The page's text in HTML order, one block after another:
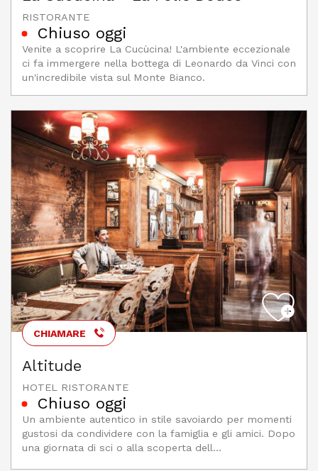
RISTORANTE
Chiuso oggi
Venite a scoprire La Cucùcina! L'ambiente eccezionale
ci fa immergere nella bottega di Leonardo da Vinci con
un'incredibile vista sul Monte Bianco.
CHIAMARE
Altitude
HOTEL RISTORANTE
Chiuso oggi
Un ambiente autentico in stile savoiardo per momenti
gustosi da condividere con la famiglia e gli amici. Dopo
una giornata di sci o alla scoperta dell...